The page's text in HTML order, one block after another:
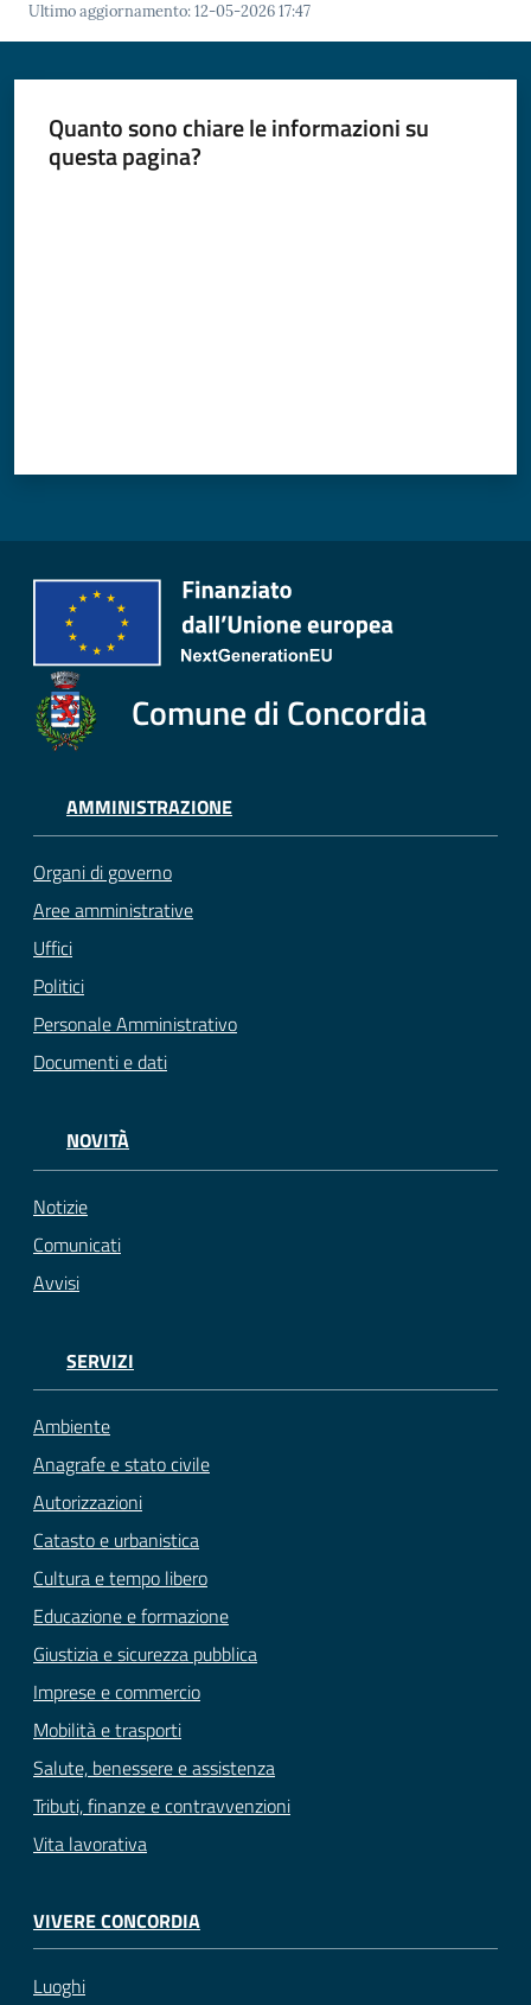
Ultimo aggiornamento:12-05-2026 17:47
Quanto sono chiare le informazioni su
questa pagina?
Comune di Concordia
AMMINISTRAZIONE
Organi di governo
Aree amministrative
Uffici
Politici
Personale Amministrativo
Documenti e dati
NOVITÀ
Notizie
Comunicati
Avvisi
SERVIZI
Ambiente
Anagrafe e stato civile
Autorizzazioni
Catasto e urbanistica
Cultura e tempo libero
Educazione e formazione
Giustizia e sicurezza pubblica
Imprese e commercio
Mobilità e trasporti
Salute, benessere e assistenza
Tributi, finanze e contravvenzioni
Vita lavorativa
VIVERE CONCORDIA
Luoghi